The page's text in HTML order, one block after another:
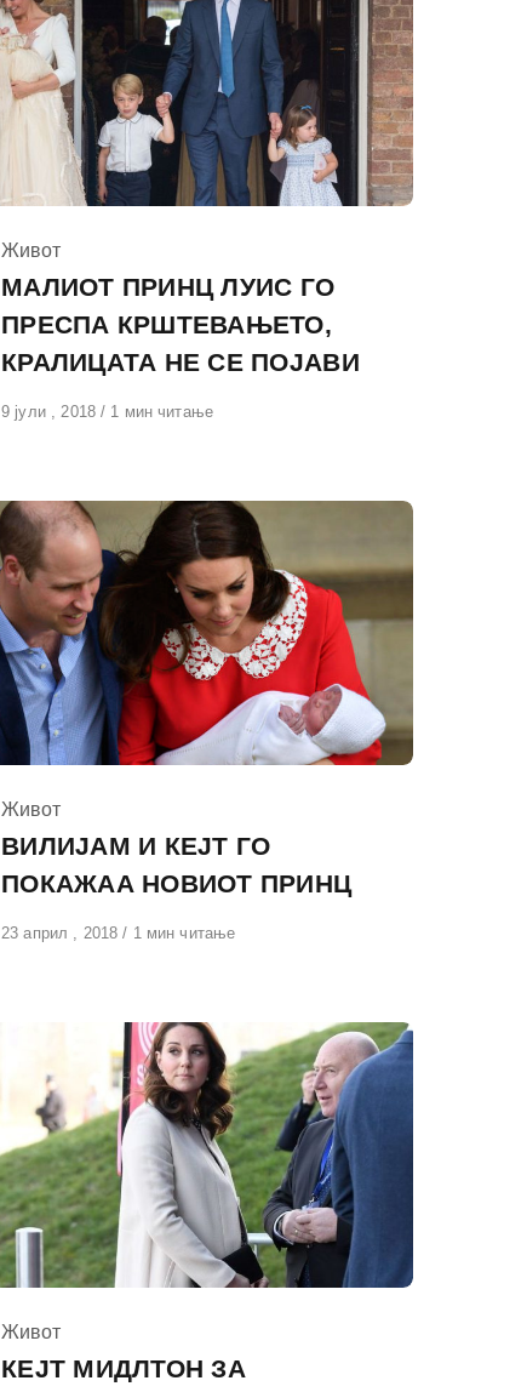
КАтегорија
Живот
МАЛИОТ ПРИНЦ ЛУИС ГО
ПРЕСПА КРШТЕВАЊЕТО,
КРАЛИЦАТА НЕ СЕ ПОЈАВИ
Објавено
9 јули , 2018 1 мин читање
КАтегорија
Живот
ВИЛИЈАМ И КЕЈТ ГО
ПОКАЖАА НОВИОТ ПРИНЦ
Објавено
23 април , 2018 1 мин читање
КАтегорија
Живот
КЕЈТ МИДЛТОН ЗА